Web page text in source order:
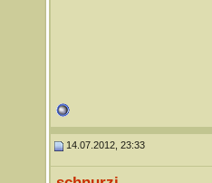
14.07.2012, 23:33